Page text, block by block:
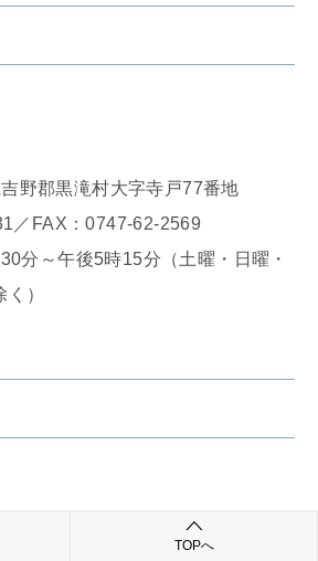
野郡黒滝村大字寺戸77番地
／FAX：0747-62-2569
分～午後5時15分（土曜・日曜・
）
TOPへ